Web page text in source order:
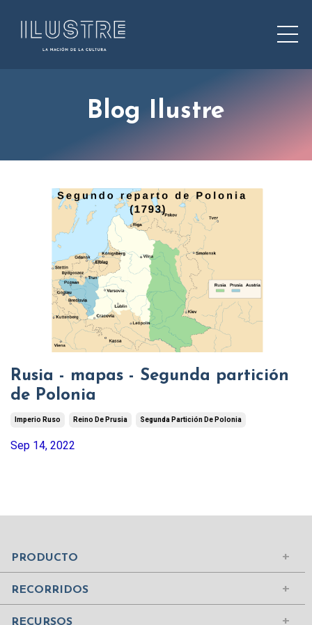
Blog Ilustre
Rusia - mapas - Segunda partición
de Polonia
Imperio Ruso Reino De Prusia Segunda Partición De Polonia
Sep 14, 2022
PRODUCTO
Iniciar sesión
Comprar suscripción
Contenidos
RECORRIDOS
Mundo Islámico
Civilizaciones de la Antigüedad
Ciudades del Mundo
Edad Media
RECURSOS
¿Quiénes somos?